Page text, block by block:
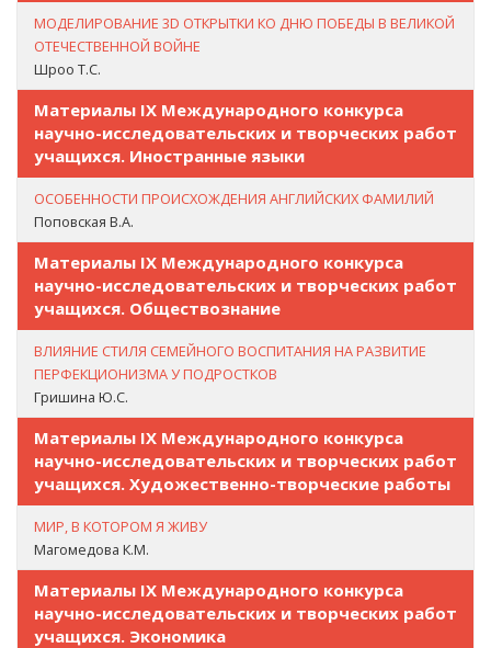
МОДЕЛИРОВАНИЕ 3D ОТКРЫТКИ КО ДНЮ ПОБЕДЫ В ВЕЛИКОЙ
ОТЕЧЕСТВЕННОЙ ВОЙНЕ
Шроо Т.С.
Материалы IX Международного конкурса
научно-исследовательских и творческих работ
учащихся. Иностранные языки
ОСОБЕННОСТИ ПРОИСХОЖДЕНИЯ АНГЛИЙСКИХ ФАМИЛИЙ
Поповская В.А.
Материалы IX Международного конкурса
научно-исследовательских и творческих работ
учащихся. Обществознание
ВЛИЯНИЕ СТИЛЯ СЕМЕЙНОГО ВОСПИТАНИЯ НА РАЗВИТИЕ
ПЕРФЕКЦИОНИЗМА У ПОДРОСТКОВ
Гришина Ю.С.
Материалы IX Международного конкурса
научно-исследовательских и творческих работ
учащихся. Художественно-творческие работы
МИР, В КОТОРОМ Я ЖИВУ
Магомедова К.М.
Материалы IX Международного конкурса
научно-исследовательских и творческих работ
учащихся. Экономика